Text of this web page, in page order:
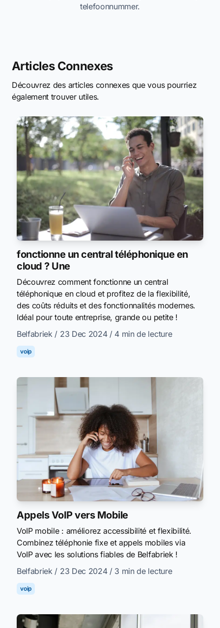
telefoonnummer.
Articles Connexes
Découvrez des articles connexes que vous pourriez
également trouver utiles.
fonctionne un central téléphonique en
cloud ? Une
Découvrez comment fonctionne un central
téléphonique en cloud et profitez de la flexibilité,
des coûts réduits et des fonctionnalités modernes.
Idéal pour toute entreprise, grande ou petite !
Belfabriek / 23 Dec 2024 / 4 min de lecture
voip
Appels VoIP vers Mobile
VoIP mobile : améliorez accessibilité et flexibilité.
Combinez téléphonie fixe et appels mobiles via
VoIP avec les solutions fiables de Belfabriek !
Belfabriek / 23 Dec 2024 / 3 min de lecture
voip